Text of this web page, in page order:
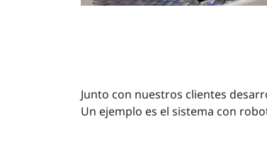
Junto con nuestros clientes
Un ejemplo es el sistema con